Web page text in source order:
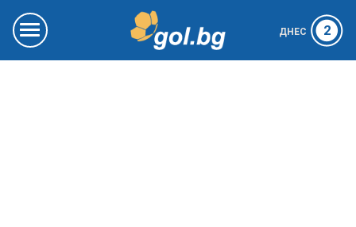
ДНЕС 2